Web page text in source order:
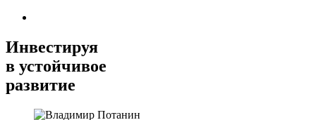
Инвестируя
в устойчивое
развитие